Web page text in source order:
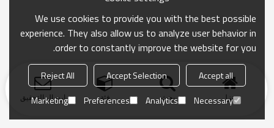
منزل بحث فئة ارسال التحقيق
We use cookies to provide you with the best possible
experience. They also allow us to analyze user behavior in
order to constantly improve the website for you.
Accept all
Accept Selection
Reject All
Necessary
Analytics
Preferences
Marketing